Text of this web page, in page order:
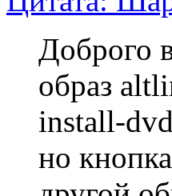
Доброго
образ
install-
но